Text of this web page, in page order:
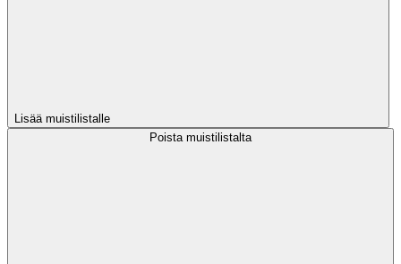
Lisää muistilistalle
Poista muistilistalta